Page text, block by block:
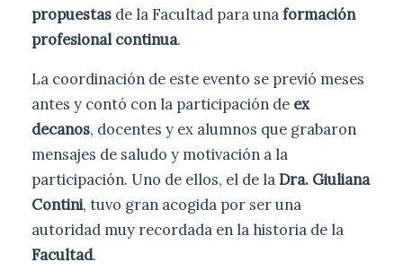
propuestas de la Facultad para unaformación
profesional continua.
La coordinación de este evento se previó meses
antes y contó con la participación de ex
decanos, docentes y ex alumnos que grabaron
mensajes de saludo y motivación a la
participación. Uno de ellos, el de laDra. Giuliana
Contini, tuvo gran acogida por ser una
autoridad muy recordada en la historia de la
Facultad.